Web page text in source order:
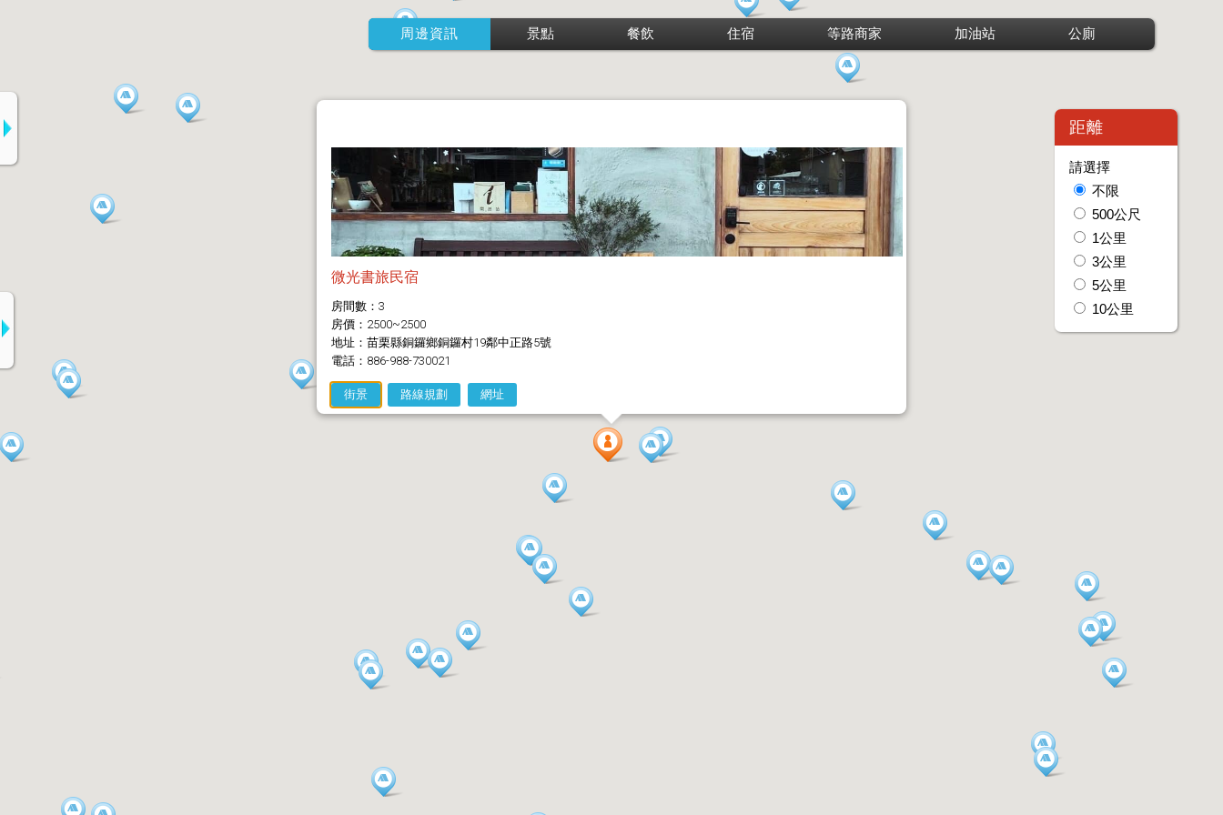
周邊資訊 景點 餐飲 住宿 等路商家 加油站 公廁
距離
請選擇
不限
500公尺
1公里
3公里
5公里
10公里
微光書旅民宿
房間數：3
房價：2500~2500
地址：苗栗縣銅鑼鄉銅鑼村19鄰中正路5號
電話：886-988-730021
街景 路線規劃 網址